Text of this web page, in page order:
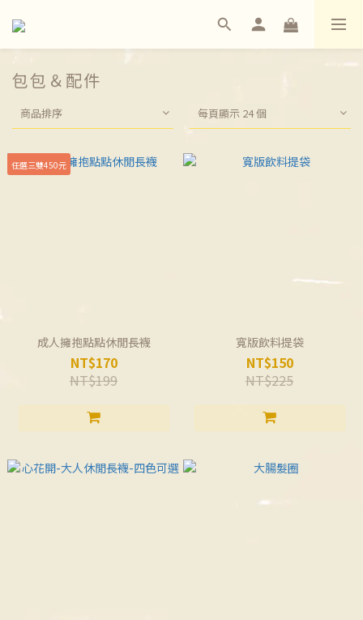
包包＆配件
商品排序 每頁顯示 24 個
任選三雙450元
成人擁抱點點休閒長襪
NT$170
NT$199
寬版飲料提袋
NT$150
NT$225